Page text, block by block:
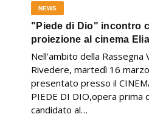
NEWS
"Piede di Dio" incontro
proiezione al cinema
Nell'ambito della Rassegna
Rivedere, martedì 16
presentato presso il
PIEDE DI DIO,opera prima
candidato al…